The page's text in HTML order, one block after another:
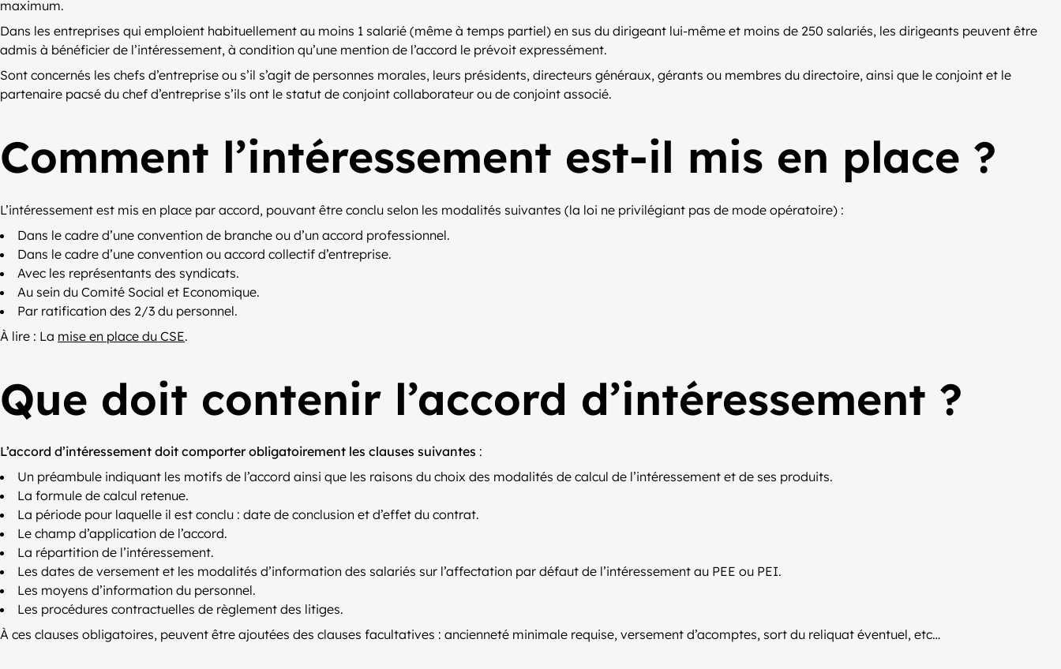
maximum.
Dans les entreprises qui emploient habituellement au moins 1 salarié (même à temps partiel) en sus du dirigeant lui-même et moins de 250 salariés, les dirigeants peuvent être
admis à bénéficier de l’intéressement, à condition qu’une mention de l’accord le prévoit expressément.
Sont concernés les chefs d’entreprise ou s’il s’agit de personnes morales, leurs présidents, directeurs généraux, gérants ou membres du directoire, ainsi que le conjoint et le
partenaire pacsé du chef d’entreprise s’ils ont le statut de conjoint collaborateur ou de conjoint associé.
Comment l’intéressement est-il mis en place ?
L’intéressement est mis en place par accord, pouvant être conclu selon les modalités suivantes (la loi ne privilégiant pas de mode opératoire) :
Dans le cadre d’une convention de branche ou d’un accord professionnel.
Dans le cadre d’une convention ou accord collectif d’entreprise.
Avec les représentants des syndicats.
Au sein du Comité Social et Economique.
Par ratification des 2/3 du personnel.
À lire : La mise en place du CSE.
Que doit contenir l’accord d’intéressement ?
L’accord d’intéressement doit comporter obligatoirement les clauses suivantes :
Un préambule indiquant les motifs de l’accord ainsi que les raisons du choix des modalités de calcul de l’intéressement et de ses produits.
La formule de calcul retenue.
La période pour laquelle il est conclu : date de conclusion et d’effet du contrat.
Le champ d’application de l’accord.
La répartition de l’intéressement.
Les dates de versement et les modalités d’information des salariés sur l’affectation par défaut de l’intéressement au PEE ou PEI.
Les moyens d’information du personnel.
Les procédures contractuelles de règlement des litiges.
À ces clauses obligatoires, peuvent être ajoutées des clauses facultatives : ancienneté minimale requise, versement d’acomptes, sort du reliquat éventuel, etc…